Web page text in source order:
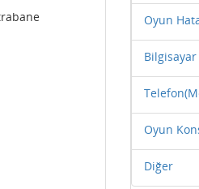
Oyun
Bilgisayar
Oyun
Diğer